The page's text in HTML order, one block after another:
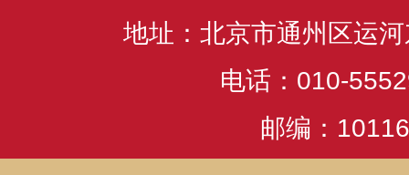
地址：北京市通州区运
电话：010-
邮编：